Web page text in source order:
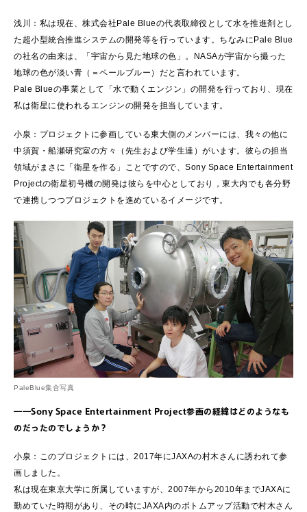
浅川：私は現在、株式会社Pale Blueの代表取締役として水を推進剤とし
た超小型統合推進システムの開発等を行っています。ちなみにPale Blue
の社名の由来は、「宇宙から見た地球の色」。NASAが宇宙から撮った
地球の色が淡い青（＝ペールブルー）だと言われています。
Pale Blueの事業として「水で動くエンジン」の開発を行っており、現在
私は衛星に使われるエンジンの開発を担当しています。
小泉：プロジェクトに参画している東大側のメンバーには、我々の他に
中須賀・船瀬研究室の方々（先生および学生達）がいます。彼らの担当
領域がまさに「衛星を作る」ことですので、Sony Space Entertainment
Projectの衛星初号機の開発は彼らを中心としており，東大内でも各分野
で連携しつつプロジェクトを進めているイメージです。
PaleBlue集合写真
――Sony Space Entertainment Project参画の経緯はどのようなも
のだったのでしょうか？
小泉：このプロジェクトには、2017年にJAXAの村木さんに誘われて参
画しました。
私は現在東京大学に所属していますが、2007年から2010年までJAXAに
勤めていた時期があり、その時にJAXA内のボトムアップ活動で村木さん